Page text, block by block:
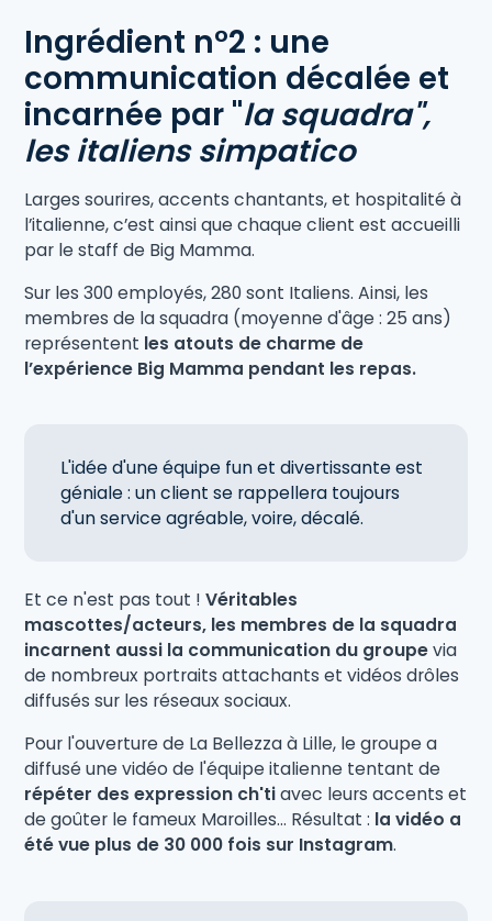
Ingrédient n°2 : une
communication décalée et
incarnée par "la squadra",
les italiens simpatico
Larges sourires, accents chantants, et hospitalité à
l’italienne, c’est ainsi que chaque client est accueilli
par le staff de Big Mamma.
Sur les 300 employés, 280 sont Italiens. Ainsi, les
membres de la squadra (moyenne d'âge : 25 ans)
représentent les atouts de charme de
l’expérience Big Mamma pendant les repas.
L'idée d'une équipe fun et divertissante est
géniale : un client se rappellera toujours
d'un service agréable, voire, décalé.
Et ce n'est pas tout !Véritables
mascottes/acteurs, les membres de la squadra
incarnent aussi la communication du groupevia
de nombreux portraits attachants et vidéos drôles
diffusés sur les réseaux sociaux.
Pour l'ouverture de La Bellezza à Lille, le groupe a
diffusé une vidéo de l'équipe italienne tentant de
répéter des expression ch'tiavec leurs accents et
de goûter le fameux Maroilles... Résultat : la vidéo a
été vue plus de 30 000 fois sur Instagram.